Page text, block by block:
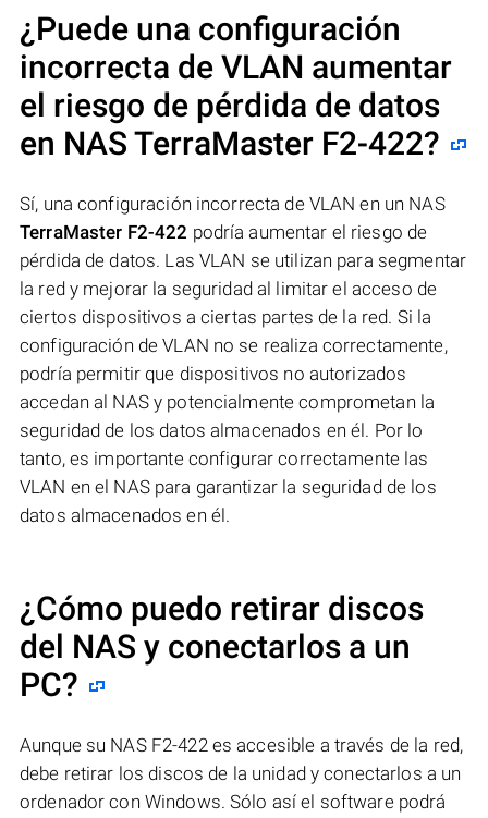
¿Puede una configuración
incorrecta de VLAN aumentar
el riesgo de pérdida de datos
en NAS TerraMaster F2-422?
Sí, una configuración incorrecta de VLAN en un NAS
TerraMaster F2-422 podría aumentar el riesgo de
pérdida de datos. Las VLAN se utilizan para segmentar
la red y mejorar la seguridad al limitar el acceso de
ciertos dispositivos a ciertas partes de la red. Si la
configuración de VLAN no se realiza correctamente,
podría permitir que dispositivos no autorizados
accedan al NAS y potencialmente comprometan la
seguridad de los datos almacenados en él. Por lo
tanto, es importante configurar correctamente las
VLAN en el NAS para garantizar la seguridad de los
datos almacenados en él.
¿Cómo puedo retirar discos
del NAS y conectarlos a un
PC?
Aunque su NAS F2-422 es accesible a través de la red,
debe retirar los discos de la unidad y conectarlos a un
ordenador con Windows. Sólo así el software podrá